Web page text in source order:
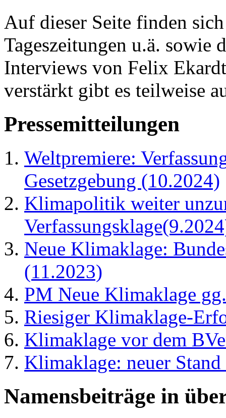
Auf dieser Seite finden
Tageszeitungen u.ä.
Interviews von Felix
verstärkt gibt es teilweise
Pressemitteilungen
Weltpremiere:
Gesetzgebung (10.2024)
Klimapolitik weiter
Neue Klimaklage:
(11.2023)
PM Neue Klimaklage
Riesiger Klimaklage-
Klimaklage vor dem
Klimaklage: neuer
Namensbeiträge in